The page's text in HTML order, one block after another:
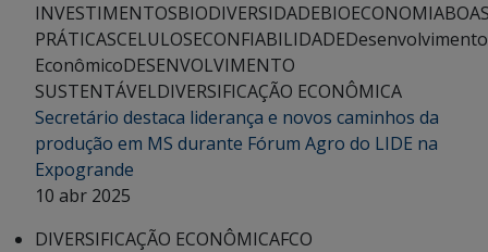
INVESTIMENTOSBIODIVERSIDADEBIOECONOMIA
PRÁTICASCELULOSECONFIABILIDADEDesenvolvimento
EconômicoDESENVOLVIMENTO
SUSTENTÁVELDIVERSIFICAÇÃO ECONÔMICA
Secretário destaca liderança e novos caminhos da
produção em MS durante Fórum Agro do LIDE na
Expogrande
10 abr 2025
DIVERSIFICAÇÃO ECONÔMICAFCO